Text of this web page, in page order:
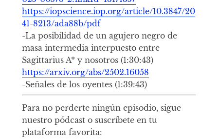
https://iopscience.iop.org/article/10.3847/20
41-8213/ada88b/pdf
-La posibilidad de un agujero negro de
masa intermedia interpuesto entre
Sagittarius A* y nosotros (1:30:43)
https://arxiv.org/abs/2502.16058
-Señales de los oyentes (1:39:43)
Para no perderte ningún episodio, sigue
nuestro pódcast o suscríbete en tu
plataforma favorita: